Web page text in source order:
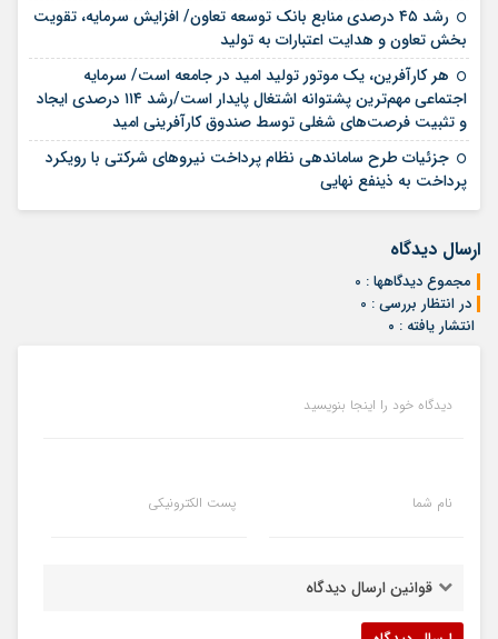
رشد ۴۵ درصدی منابع بانک توسعه تعاون/ افزایش سرمایه، تقویت
بخش تعاون و هدایت اعتبارات به تولید
هر کارآفرین، یک موتور تولید امید در جامعه است/ سرمایه
اجتماعی مهم‌ترین پشتوانه اشتغال پایدار است/رشد ۱۱۴ درصدی ایجاد
و تثبیت فرصت‌های شغلی توسط صندوق کارآفرینی امید
جزئیات طرح ساماندهی نظام پرداخت نیروهای شرکتی با رویکرد
پرداخت به ذینفع نهایی
ارسال دیدگاه
مجموع دیدگاهها : 0
در انتظار بررسی : 0
انتشار یافته : ۰
دیدگاه خود را اینجا بنویسید
نام شما پست الکترونیکی
قوانین ارسال دیدگاه